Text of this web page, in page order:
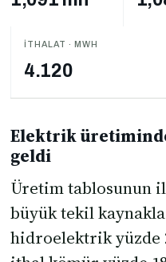
İTHALAT · MWH
4.120
Elektrik
geldi
Üretim tablosunun
büyük tekil
hidroelektrik yüzde